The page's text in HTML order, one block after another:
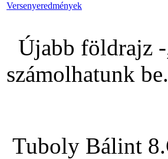
Versenyeredmények
Újabb földrajz
számolhatunk be.
Tuboly Bálint